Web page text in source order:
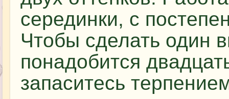
серединки, с
Чтобы сделать один
понадобится
запаситесь